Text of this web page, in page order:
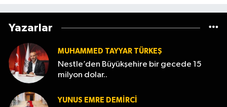
Yazarlar
MUHAMMED TAYYAR TÜRKEŞ
Nestle’den Büyükşehire bir gecede 15
milyon dolar..
YUNUS EMRE DEMIRCI